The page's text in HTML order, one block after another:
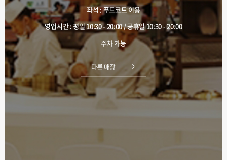
좌석 : 푸드코트 이용
영업시간 : 평일 10:30 - 20:00 / 공휴일 10:30 - 20:00
주차 가능
다른 매장